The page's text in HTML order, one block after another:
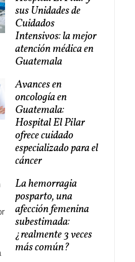
sus Unidades de
Cuidados
Intensivos: la mejor
atención médica en
Guatemala
Avances en
oncología en
Guatemala:
Hospital El Pilar
ofrece cuidado
especializado para el
cáncer
La hemorragia
posparto, una
afección femenina
subestimada:
¿realmente 3 veces
más común?